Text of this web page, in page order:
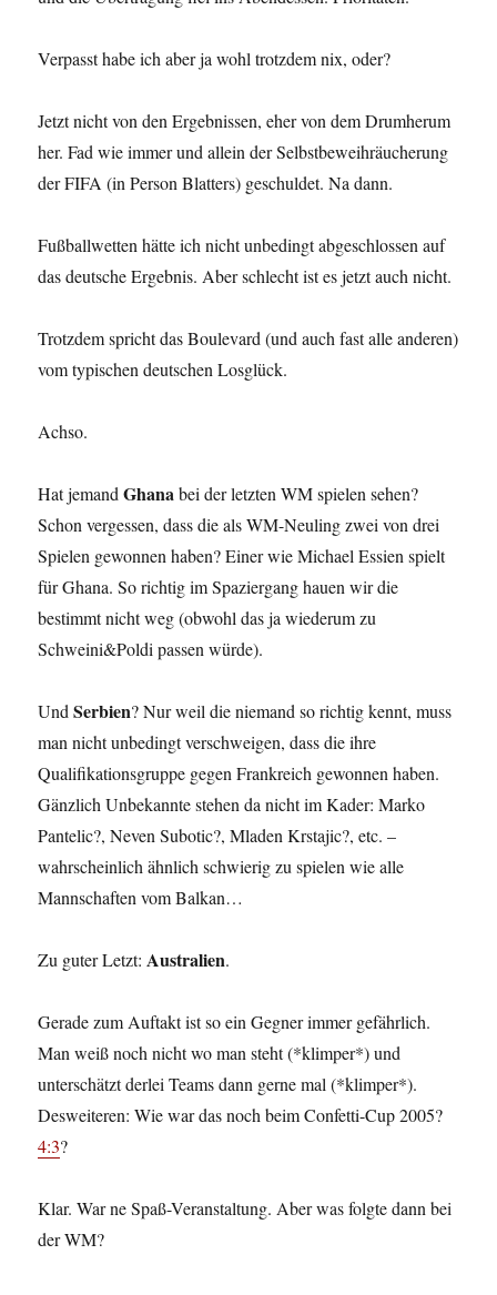
Verpasst habe ich aber ja wohl trotzdem nix, oder?
Jetzt nicht von den Ergebnissen, eher von dem Drumherum
her. Fad wie immer und allein der Selbstbeweihräucherung
der FIFA (in Person Blatters) geschuldet. Na dann.
Fußballwetten hätte ich nicht unbedingt abgeschlossen auf
das deutsche Ergebnis. Aber schlecht ist es jetzt auch nicht.
Trotzdem spricht das Boulevard (und auch fast alle anderen)
vom typischen deutschen Losglück.
Achso.
Hat jemandGhanabei der letzten WM spielen sehen?
Schon vergessen, dass die als WM-Neuling zwei von drei
Spielen gewonnen haben? Einer wie Michael Essien spielt
für Ghana. So richtig im Spaziergang hauen wir die
bestimmt nicht weg (obwohl das ja wiederum zu
Schweini&Poldi passen würde).
UndSerbien? Nur weil die niemand so richtig kennt, muss
man nicht unbedingt verschweigen, dass die ihre
Qualifikationsgruppe gegen Frankreich gewonnen haben.
Gänzlich Unbekannte stehen da nicht im Kader: Marko
Pantelic?, Neven Subotic?, Mladen Krstajic?, etc. –
wahrscheinlich ähnlich schwierig zu spielen wie alle
Mannschaften vom Balkan…
Zu guter Letzt:Australien.
Gerade zum Auftakt ist so ein Gegner immer gefährlich.
Man weiß noch nicht wo man steht (*klimper*) und
unterschätzt derlei Teams dann gerne mal (*klimper*).
Desweiteren: Wie war das noch beim Confetti-Cup 2005?
4:3?
Klar. War ne Spaß-Veranstaltung. Aber was folgte dann bei
der WM?